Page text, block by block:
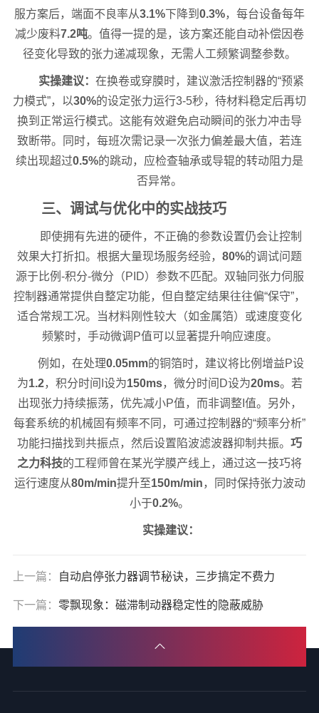
服方案后，端面不良率从3.1%下降到 0.3%，每台设备每年
减少废料7.2吨。值得一提的是，该方案还能自动补偿因卷
径变化导致的张力递减现象，无需人工频繁调整参数。
实操建议： 在换卷或穿膜时，建议激活控制器的“预紧
力模式”，以30%的设定张力运行3-5秒，待材料稳定后再切
换到正常运行模式。这能有效避免启动瞬间的张力冲击导
致断带。同时，每班次需记录一次张力偏差最大值，若连
续出现超过0.5%的跳动，应检查轴承或导辊的转动阻力是
否异常。
三、调试与优化中的实战技巧
即使拥有先进的硬件，不正确的参数设置仍会让控制
效果大打折扣。根据大量现场服务经验， 80%的调试问题
源于比例-积分-微分（PID）参数不匹配。双轴同张力伺服
控制器通常提供自整定功能，但自整定结果往往偏“保守”，
适合常规工况。当材料刚性较大（如金属箔）或速度变化
频繁时，手动微调P值可以显著提升响应速度。
例如，在处理0.05mm的铜箔时，建议将比例增益P设
为1.2，积分时间I设为150ms，微分时间D设为20ms。若
出现张力持续振荡，优先减小P值，而非调整I值。另外，
每套系统的机械固有频率不同，可通过控制器的“频率分析”
功能扫描找到共振点，然后设置陷波滤波器抑制共振。 巧
之力科技的工程师曾在某光学膜产线上，通过这一技巧将
运行速度从80m/min提升至150m/min ，同时保持张力波动
小于0.2%。
实操建议：
上一篇： 自动启停张力器调节秘诀，三步搞定不费力
下一篇： 零飘现象：磁滞制动器稳定性的隐蔽威胁